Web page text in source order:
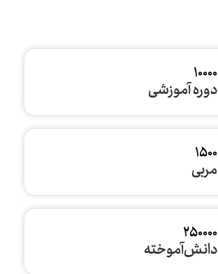
10000
دوره آموزشی
1500
مربی
250000
دانش‌آموخته